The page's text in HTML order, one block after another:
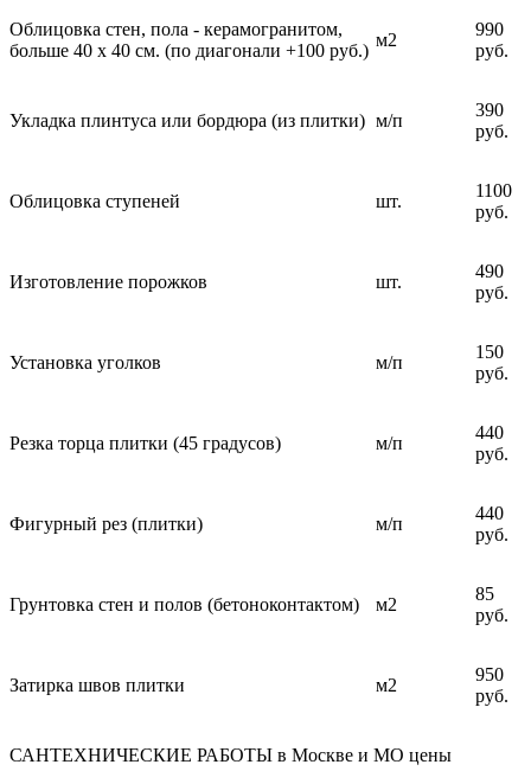
Облицовка стен, пола - керамогранитом,
больше 40 х 40 см. (по диагонали +100 руб.)
м2
990
руб.
Укладка плинтуса или бордюра (из плитки) м/п
390
руб.
Облицовка ступеней шт.
1100
руб.
Изготовление порожков шт.
490
руб.
Установка уголков м/п
150
руб.
Резка торца плитки (45 градусов) м/п
440
руб.
Фигурный рез (плитки) м/п
440
руб.
Грунтовка стен и полов (бетоноконтактом) м2
85
руб.
Затирка швов плитки м2
950
руб.
САНТЕХНИЧЕСКИЕ РАБОТЫ в Москве и МО цены